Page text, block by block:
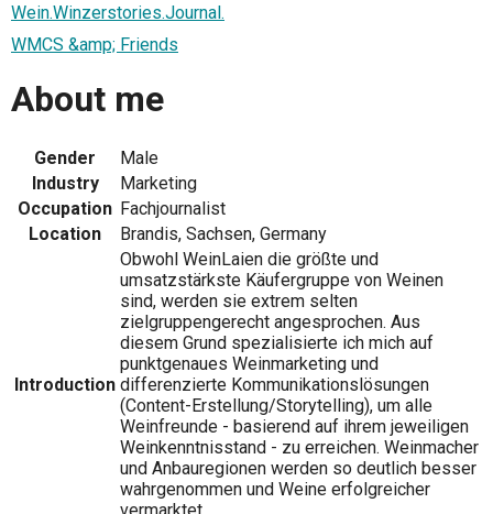
Wein.Winzerstories.Journal.
WMCS &amp; Friends
About me
Gender
Male
Industry
Marketing
Occupation Fachjournalist
Location
Brandis, Sachsen, Germany
Introduction
Obwohl WeinLaien die größte und
umsatzstärkste Käufergruppe von Weinen
sind, werden sie extrem selten
zielgruppengerecht angesprochen. Aus
diesem Grund spezialisierte ich mich auf
punktgenaues Weinmarketing und
differenzierte Kommunikationslösungen
(Content-Erstellung/Storytelling), um alle
Weinfreunde - basierend auf ihrem jeweiligen
Weinkenntnisstand - zu erreichen. Weinmacher
und Anbauregionen werden so deutlich besser
wahrgenommen und Weine erfolgreicher